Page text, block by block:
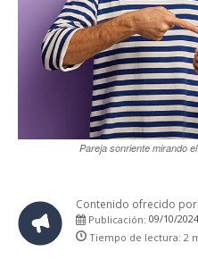
Pareja sonriente mirando
Contenido ofrecido por
Publicación: 09/10/2024
Tiempo de lectura: 2